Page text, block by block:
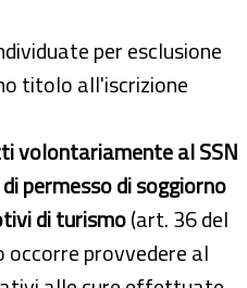
per esclusione
titolo all'iscrizione
volontariamente al SSN
permesso di soggiorno
di turismo(art. 36 del
occorre provvedere al